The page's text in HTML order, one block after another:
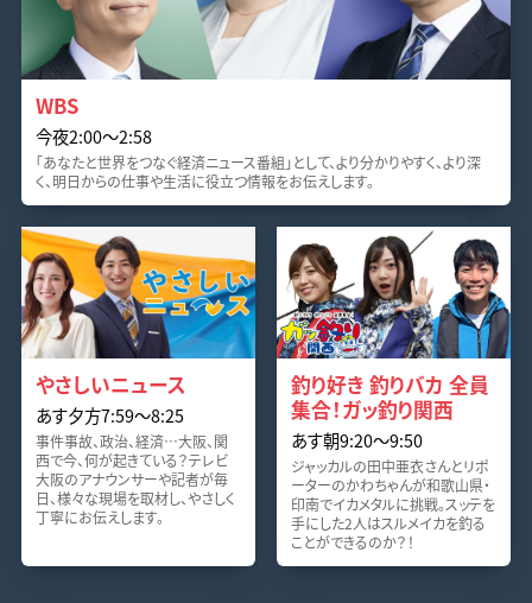
WBS
今夜2:00〜2:58
「あなたと世界をつなぐ経済ニュース番組」として、より分かりやすく、より深
く、明日からの仕事や生活に役立つ情報をお伝えします。
やさしいニュース
あす夕方7:59〜8:25
事件事故、政治、経済…大阪、関
西で今、何が起きている？テレビ
大阪のアナウンサーや記者が毎
日、様々な現場を取材し、やさしく
丁寧にお伝えします。
釣り好き 釣りバカ 全員
集合！ガッ釣り関西
あす朝9:20〜9:50
ジャッカルの田中亜衣さんとリポ
ーターのかわちゃんが和歌山県・
印南でイカメタルに挑戦。スッテを
手にした2人はスルメイカを釣る
ことができるのか？！